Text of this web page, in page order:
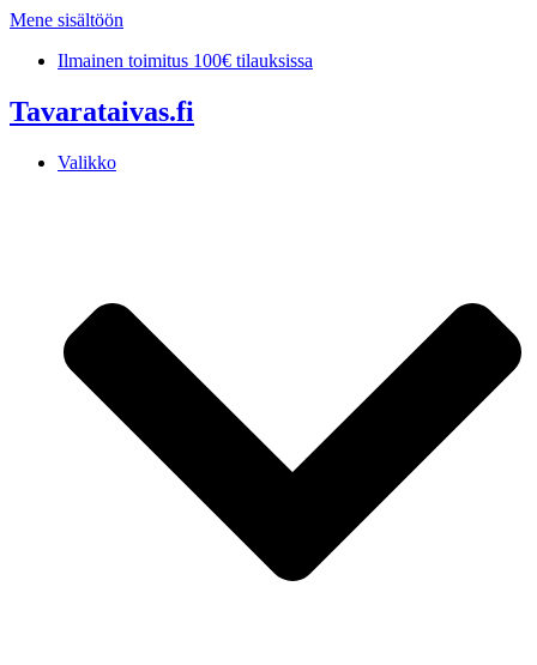
Mene sisältöön
Ilmainen toimitus 100€ tilauksissa
Tavarataivas.fi
Valikko